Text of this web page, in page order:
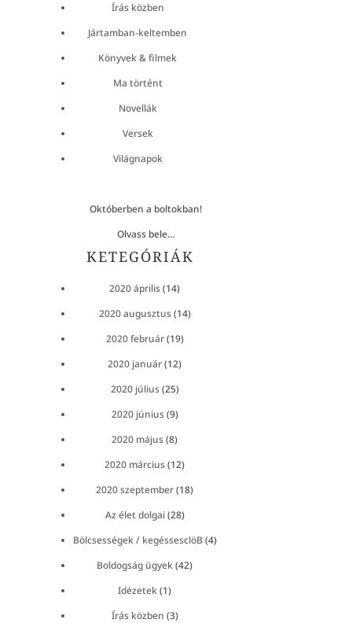
Írás közben
Jártamban-keltemben
Könyvek & filmek
Ma történt
Novellák
Versek
Világnapok
Októberben a boltokban!
Olvass bele…
KETEGÓRIÁK
2020 április(14)
2020 augusztus(14)
2020 február(19)
2020 január(12)
2020 július(25)
2020 június(9)
2020 május(8)
2020 március(12)
2020 szeptember(18)
Az élet dolgai(28)
Bölcsességek / kegéssesclöB(4)
Boldogság ügyek(42)
Idézetek(1)
Írás közben (3)